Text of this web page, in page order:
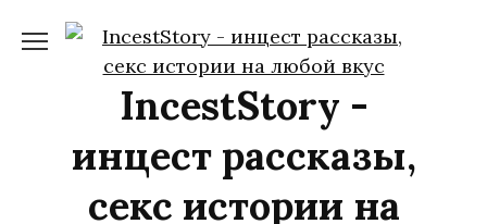
содержанию
IncestStory -
инцест рассказы,
секс истории на